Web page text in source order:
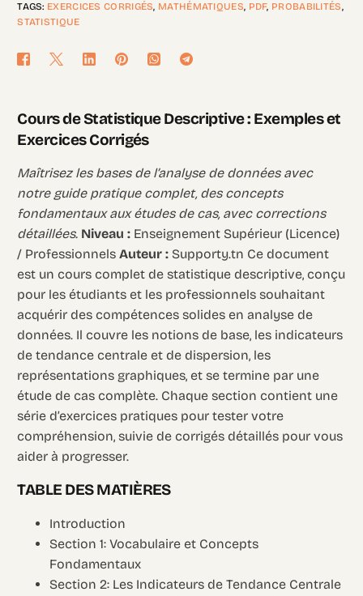
TAGS: EXERCICES CORRIGÉS, MATHÉMATIQUES, PDF, PROBABILITÉS,
STATISTIQUE
Cours de Statistique Descriptive : Exemples et
Exercices Corrigés
Maîtrisez les bases de l’analyse de données avec
notre guide pratique complet, des concepts
fondamentaux aux études de cas, avec corrections
détaillées. Niveau : Enseignement Supérieur (Licence)
/ ProfessionnelsAuteur : Supporty.tn Ce document
est un cours complet de statistique descriptive, conçu
pour les étudiants et les professionnels souhaitant
acquérir des compétences solides en analyse de
données. Il couvre les notions de base, les indicateurs
de tendance centrale et de dispersion, les
représentations graphiques, et se termine par une
étude de cas complète. Chaque section contient une
série d’exercices pratiques pour tester votre
compréhension, suivie de corrigés détaillés pour vous
aider à progresser.
TABLE DES MATIÈRES
Introduction
Section 1: Vocabulaire et Concepts
Fondamentaux
Section 2: Les Indicateurs de Tendance Centrale